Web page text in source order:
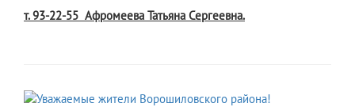
т. 93-22-55 Афромеева Татьяна Сергеевна.